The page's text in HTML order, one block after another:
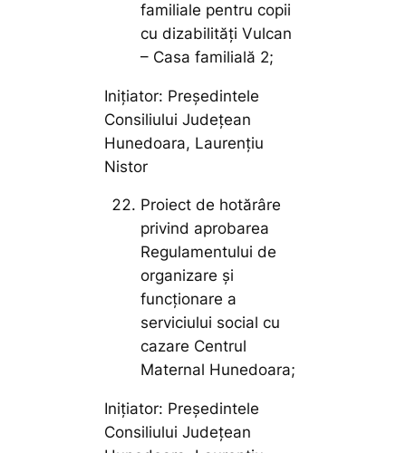
familiale pentru copii
cu dizabilități Vulcan
– Casa familială 2;
Inițiator: Președintele
Consiliului Județean
Hunedoara, Laurențiu
Nistor
Proiect de hotărâre
privind aprobarea
Regulamentului de
organizare și
funcționare a
serviciului social cu
cazare Centrul
Maternal Hunedoara;
Inițiator: Președintele
Consiliului Județean